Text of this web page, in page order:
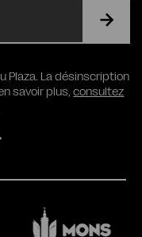
Plaza. La désinscription
savoir plus,consultez